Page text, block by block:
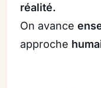
réalité.
On avance
approche